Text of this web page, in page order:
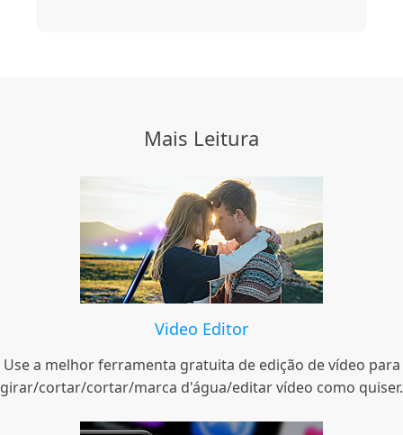
Mais Leitura
Video Editor
Use a melhor ferramenta gratuita de edição de vídeo para
girar/cortar/cortar/marca d'água/editar vídeo como quiser.